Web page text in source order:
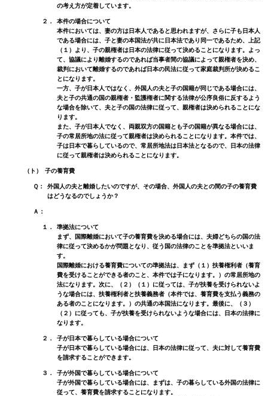
の考え方が定着しています。
２．
本件の場合について
本件においては、妻の方は日本人であると思われますが、さらに子も日本人
である場合には、子と妻の本国法が共に日本法であり同一であるため、上記
（１）より、子の親権者は日本の法律に従って決めることになります。よっ
て、協議により離婚するのであれば当事者間の協議によって親権者を決め、
裁判において離婚するのであれば日本の民法に従って家庭裁判所が決めるこ
とになります。
一方、子が日本人ではなく、外国人の夫と子の国籍が同じである場合には、
夫と子の共通の国の親権者・監護権者に関する法律が公序良俗に反するよう
な場合を除いて、夫と子の国の法律に従って、親権者は決められることにな
ります。
また、子が日本人でなく、両親双方の国籍とも子の国籍が異なる場合には、
子の常居所地の法に従って親権者は決められることになります。本件では、
子は日本で暮らしているので、常居所地法は日本法となるので、日本の法律
に従って親権者は決められることになります。
（ト） 子の養育費
Ｑ：
外国人の夫と離婚したいのですが、その場合、外国人の夫との間の子の養育費
はどうなるのでしょうか？
Ａ：
１．
準拠法について
まず、国際離婚において子の養育費を決める場合には、夫婦どちらの国の法
律に従って決めるかが問題となり、従う国の法律のことを準拠法といいま
す。
国際離婚における養育費についての準拠法は、まず（１）扶養権利者（養育
費を受けることができる者のこと、本件では子になります。）の常居所地の
法になります。次に、（２）（１）に従っては、子が扶養を受けられないよ
うな場合には、扶養権利者と扶養義務者（本件では、養育費を支払う義務の
ある者のことになります。）の共通の本国法になります。最後に、（３）
（２）に従っても、子が扶養を受けられないような場合には、日本の法律に
なります。
２．
子が日本で暮らしている場合について
子が日本で暮らしている場合には、日本の法律に従って、夫に対して養育費
を請求することができます。
３．
子が外国で暮らしている場合について
子が外国で暮らしている場合には、まずは、子の暮らしている外国の法律に
従って、養育費を請求することになります。